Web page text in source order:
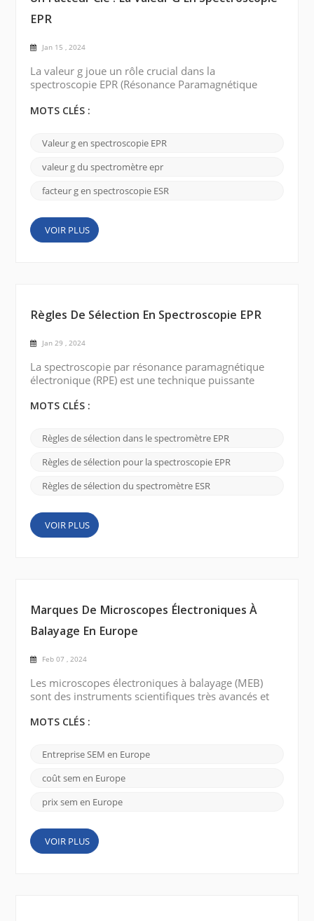
EPR
Jan 15 , 2024
La valeur g joue un rôle crucial dans la
spectroscopie EPR (Résonance Paramagnétique
électronique et des propriétés magnétiques des
allons parler du facteur clé de la spectroscopie EPR :
la valeur g (g-factor). La valeur g est une quantité
sans dimension qui représente une constante de
MOTS CLÉS :
Valeur g en spectroscopie EPR
valeur g du spectromètre epr
facteur g en spectroscopie ESR
VOIR PLUS
Règles De Sélection En Spectroscopie EPR
Jan 29 , 2024
La spectroscopie par résonance paramagnétique
électronique (RPE) est une technique puissante
substances paramagnétiques. Il fournit des
interactions des électrons non appariés dans les
champs magnétiques. Les règles de sélection en
spectroscopie EPR établissent des conditions qui
MOTS CLÉS :
Règles de sélection dans le spectromètre EPR
Règles de sélection pour la spectroscopie EPR
Règles de sélection du spectromètre ESR
VOIR PLUS
Marques De Microscopes Électroniques À
Balayage En Europe
Feb 07 , 2024
Les microscopes électroniques à balayage (MEB)
sont des instruments scientifiques très avancés et
analyse haute résolution d'échantillons à l'échelle
renommées de microscopes électroniques à
balayage disponibles en Europe qui proposent des
SEM de pointe. Voici quelques marques notables :
MOTS CLÉS :
Entreprise SEM en Europe
coût sem en Europe
prix sem en Europe
VOIR PLUS